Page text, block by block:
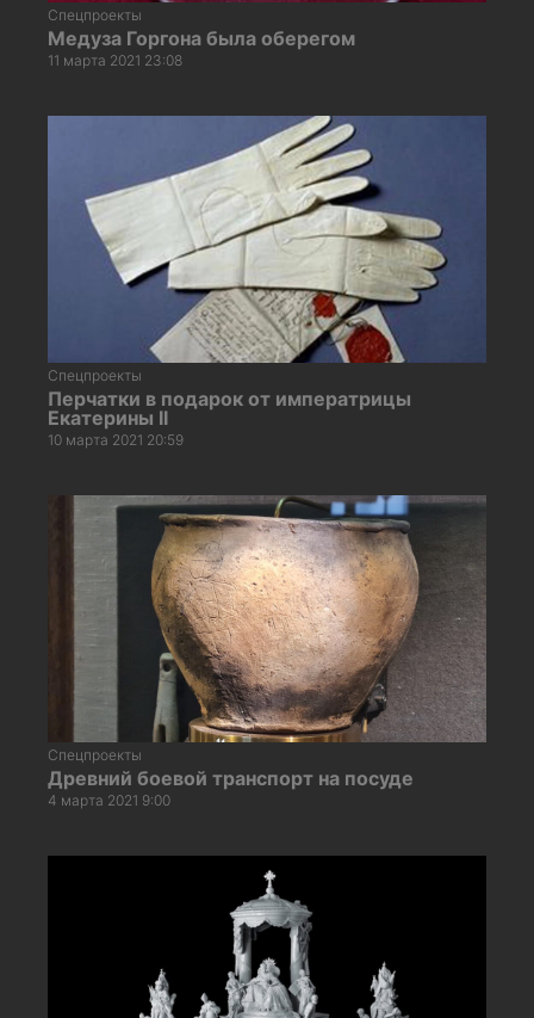
Спецпроекты
Медуза Горгона была оберегом
11 марта 2021 23:08
Спецпроекты
Перчатки в подарок от императрицы
Екатерины II
10 марта 2021 20:59
Спецпроекты
Древний боевой транспорт на посуде
4 марта 2021 9:00